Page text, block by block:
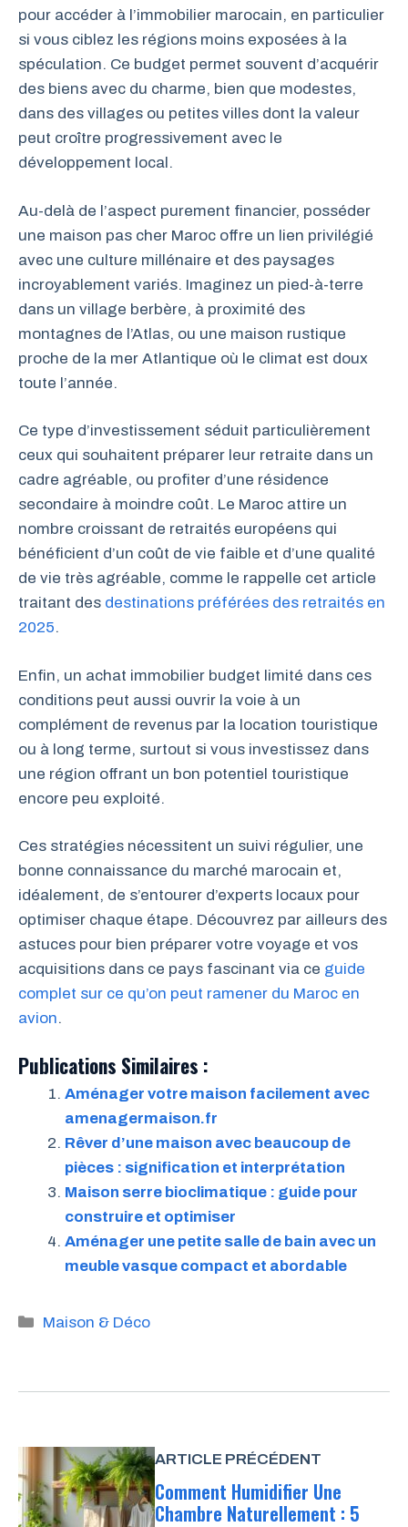
pour accéder à l’immobilier marocain, en particulier
si vous ciblez les régions moins exposées à la
spéculation. Ce budget permet souvent d’acquérir
des biens avec du charme, bien que modestes,
dans des villages ou petites villes dont la valeur
peut croître progressivement avec le
développement local.
Au-delà de l’aspect purement financier, posséder
une maison pas cher Maroc offre un lien privilégié
avec une culture millénaire et des paysages
incroyablement variés. Imaginez un pied-à-terre
dans un village berbère, à proximité des
montagnes de l’Atlas, ou une maison rustique
proche de la mer Atlantique où le climat est doux
toute l’année.
Ce type d’investissement séduit particulièrement
ceux qui souhaitent préparer leur retraite dans un
cadre agréable, ou profiter d’une résidence
secondaire à moindre coût. Le Maroc attire un
nombre croissant de retraités européens qui
bénéficient d’un coût de vie faible et d’une qualité
de vie très agréable, comme le rappelle cet article
traitant des destinations préférées des retraités en
2025.
Enfin, un achat immobilier budget limité dans ces
conditions peut aussi ouvrir la voie à un
complément de revenus par la location touristique
ou à long terme, surtout si vous investissez dans
une région offrant un bon potentiel touristique
encore peu exploité.
Ces stratégies nécessitent un suivi régulier, une
bonne connaissance du marché marocain et,
idéalement, de s’entourer d’experts locaux pour
optimiser chaque étape. Découvrez par ailleurs des
astuces pour bien préparer votre voyage et vos
acquisitions dans ce pays fascinant via ce guide
complet sur ce qu’on peut ramener du Maroc en
avion.
Publications Similaires :
Aménager votre maison facilement avec
amenagermaison.fr
Rêver d’une maison avec beaucoup de
pièces : signification et interprétation
Maison serre bioclimatique : guide pour
construire et optimiser
Aménager une petite salle de bain avec un
meuble vasque compact et abordable
Catégories
Maison & Déco
ARTICLE PRÉCÉDENT
Comment Humidifier Une
Chambre Naturellement : 5